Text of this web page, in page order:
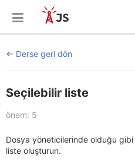
Derse geri dön
Seçilebilir liste
önem: 5
Dosya yöneticilerinde olduğu
liste oluşturun.